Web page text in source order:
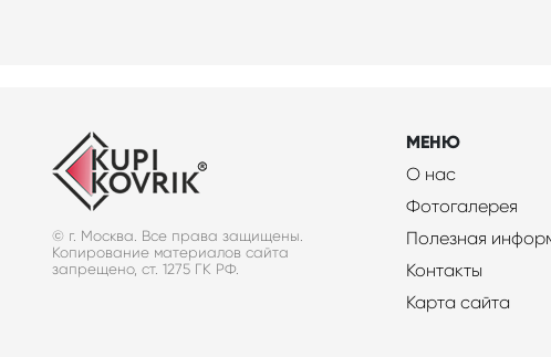
© г. Москва. Все права защищены.
Копирование материалов сайта
запрещено, ст. 1275 ГК РФ.
МЕНЮ
О нас
Фотогалерея
Полезная
Контакты
Карта сайта